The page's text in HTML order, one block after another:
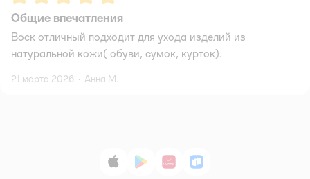
Общие впечатления
Воск отличный подходит для ухода изделий из
натуральной кожи( обуви, сумок, курток).
21 марта 2026 · Анна М.
App StoreGoogle Play
AppGallery
RuStore